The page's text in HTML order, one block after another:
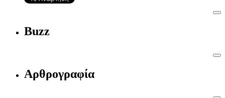
Buzz
Αρθρογραφία